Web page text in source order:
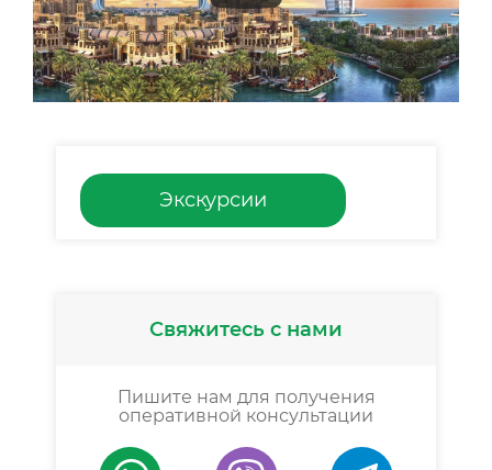
Экскурсии
Свяжитесь с нами
Пишите нам для получения
оперативной консультации